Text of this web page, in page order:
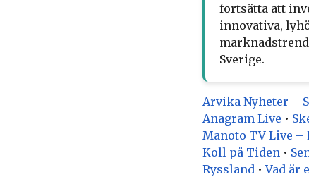
fortsätta att
innovativa,
Sverige.
Arvika Nyheter –
Anagram Live •
Manoto TV Live
Koll på Tiden •
Ryssland •Vad är